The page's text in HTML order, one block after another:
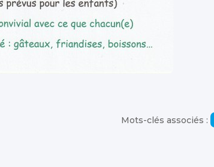
Mots-clés associés :